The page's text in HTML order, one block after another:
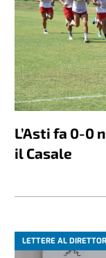
L’Asti fa 0-0
il Casale
LETTERE AL